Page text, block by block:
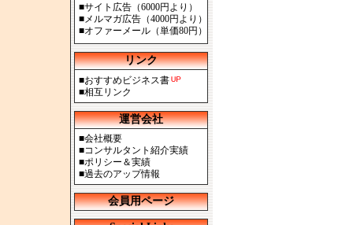
■サイト広告（6000円より）
■メルマガ広告（4000円より）
■オファーメール（単価80円）
リンク
■おすすめビジネス書
■相互リンク
運営会社
■会社概要
■コンサルタント紹介実績
■ポリシー＆実績
■過去のアップ情報
会員用ページ